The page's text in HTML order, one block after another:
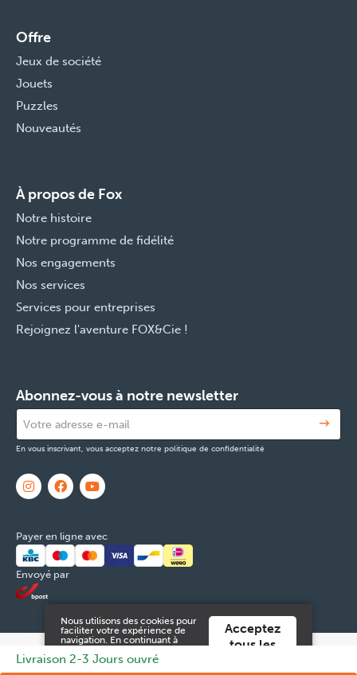
Livraison 2-3 Jours ouvré
Offre
Jeux de société
Jouets
Puzzles
Nouveautés
À propos de Fox
Notre histoire
Notre programme de fidélité
Nos engagements
Nos services
Services pour entreprises
Rejoignez l'aventure FOX&Cie !
Abonnez-vous à notre newsletter
En vous inscrivant, vous acceptez notre politique de confidentialité
Payer en ligne avec
Envoyé par
© 2026 FOX & Cie Numéro d'entreprise: 0551.965.335
byTilroy.
Nous utilisons des cookies pour
faciliter votre expérience de
navigation. En continuant à
acceptez ces.
Acceptez
tous les